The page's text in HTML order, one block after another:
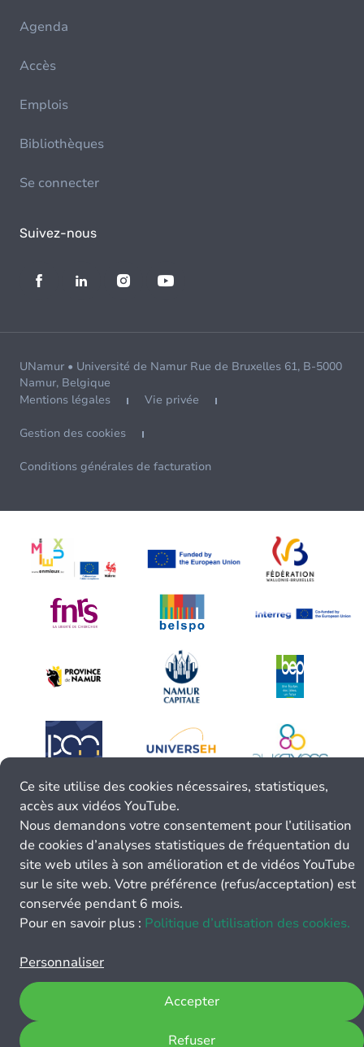
Agenda
Accès
Emplois
Bibliothèques
Se connecter
Suivez-nous
UNamur • Université de Namur Rue de Bruxelles 61, B-5000
Namur, Belgique
Mentions légales
Vie privée
Gestion des cookies
Conditions générales de facturation
Ce site utilise des cookies nécessaires, statistiques,
accès aux vidéos YouTube.
Nous demandons votre consentement pour l’utilisation
de cookies d’analyses statistiques de fréquentation du
site web utiles à son amélioration et de vidéos YouTube
sur le site web. Votre préférence (refus/acceptation) est
conservée pendant 6 mois.
Pour en savoir plus : Politique d’utilisation des cookies.
Personnaliser
Refuser
Accepter